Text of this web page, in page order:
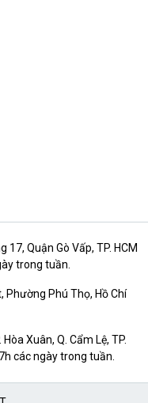
17, Quận Gò Vấp, TP. HCM
trong tuần.
Phường Phú Thọ, Hồ Chí
Xuân, Q. Cẩm Lệ, TP.
các ngày trong tuần.